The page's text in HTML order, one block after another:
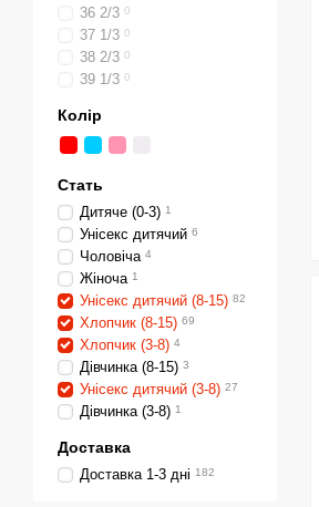
36 2/3 0
37 1/3 0
38 2/3 0
39 1/3 0
Колір
Стать
Дитяче (0-3) 1
Унісекс дитячий 6
Чоловіча 4
Жіноча 1
Унісекс дитячий (8-15) 82
Хлопчик (8-15) 69
Хлопчик (3-8) 4
Дівчинка (8-15) 3
Унісекс дитячий (3-8) 27
Дівчинка (3-8) 1
Доставка
Доставка 1-3 дні 182